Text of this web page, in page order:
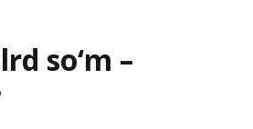
so‘m –